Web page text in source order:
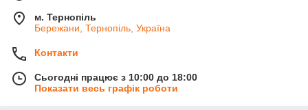
м. Тернопіль
Бережани, Тернопіль, Україна
Контакти
Сьогодні працює з 10:00 до 18:00
Показати весь графік роботи